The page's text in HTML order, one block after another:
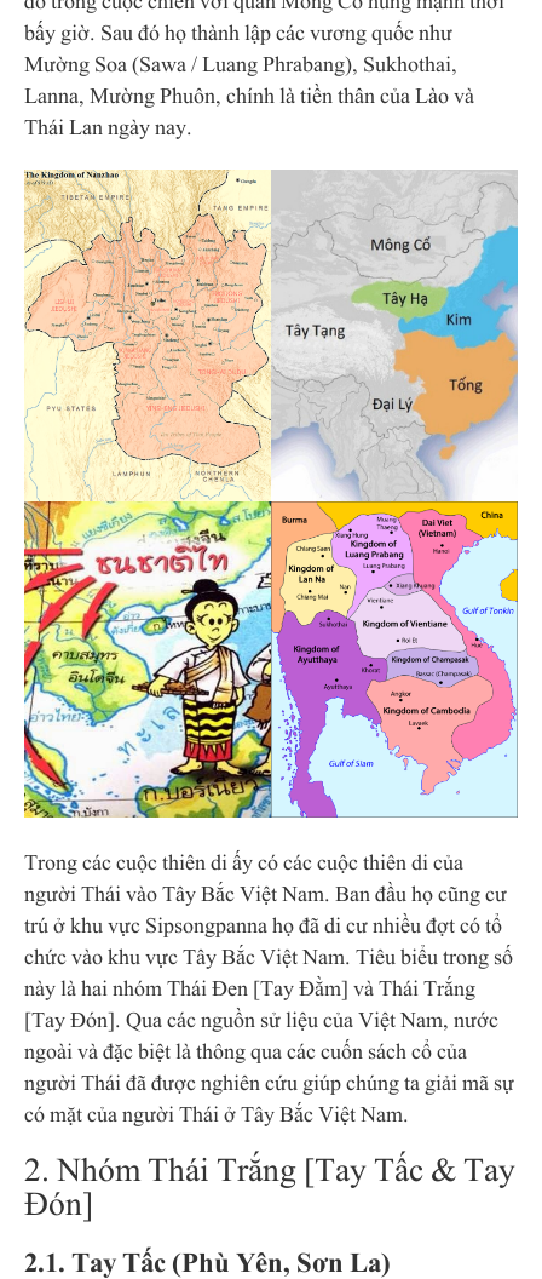
bấy giờ. Sau đó họ thành lập các vương quốc như
Mường Soa (Sawa / Luang Phrabang), Sukhothai,
Lanna, Mường Phuôn, chính là tiền thân của Lào và
Thái Lan ngày nay.
Trong các cuộc thiên di ấy có các cuộc thiên di của
người Thái vào Tây Bắc Việt Nam. Ban đầu họ cũng cư
trú ở khu vực Sipsongpanna họ đã di cư nhiều đợt có tổ
chức vào khu vực Tây Bắc Việt Nam. Tiêu biểu trong số
này là hai nhóm Thái Đen [Tay Đằm] và Thái Trắng
[Tay Đón]. Qua các nguồn sử liệu của Việt Nam, nước
ngoài và đặc biệt là thông qua các cuốn sách cổ của
người Thái đã được nghiên cứu giúp chúng ta giải mã sự
có mặt của người Thái ở Tây Bắc Việt Nam.
2. Nhóm Thái Trắng [Tay Tấc & Tay
Đón]
2.1. Tay Tấc (Phù Yên, Sơn La)